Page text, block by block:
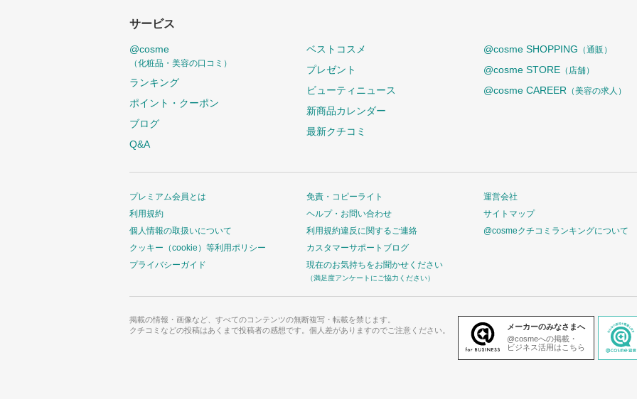
サービス
@cosme
（化粧品・美容の口コミ）
ランキング
ポイント・クーポン
ブログ
Q&A
ベストコスメ
プレゼント
ビューティニュース
新商品カレンダー
最新クチコミ
@cosme SHOPPING （通販）
@cosme STORE （店舗）
@cosme CAREER （美容の求人）
プレミアム会員とは
利用規約
個人情報の取扱いについて
クッキー（cookie）等利用ポリシー
プライバシーガイド
免責・コピーライト
ヘルプ・お問い合わせ
利用規約違反に関するご連絡
カスタマーサポートブログ
現在のお気持ちをお聞かせください
（満足度アンケートにご協力ください）
運営会社
サイトマップ
@cosmeクチコミランキングについて
掲載の情報・画像など、すべてのコンテンツの無断複写・転載を禁じます。
クチコミなどの投稿はあくまで投稿者の感想です。個人差がありますのでご注意ください。
メーカーのみなさまへ
@cosmeへの掲載・
ビジネス活用はこちら